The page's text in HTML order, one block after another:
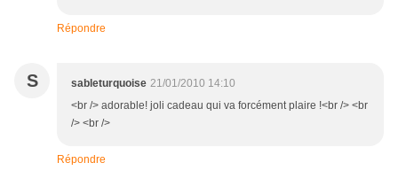
Répondre
S sableturquoise 21/01/2010 14:10
<br /> adorable! joli cadeau qui va forcément plaire !<br /> <br
/> <br />
Répondre